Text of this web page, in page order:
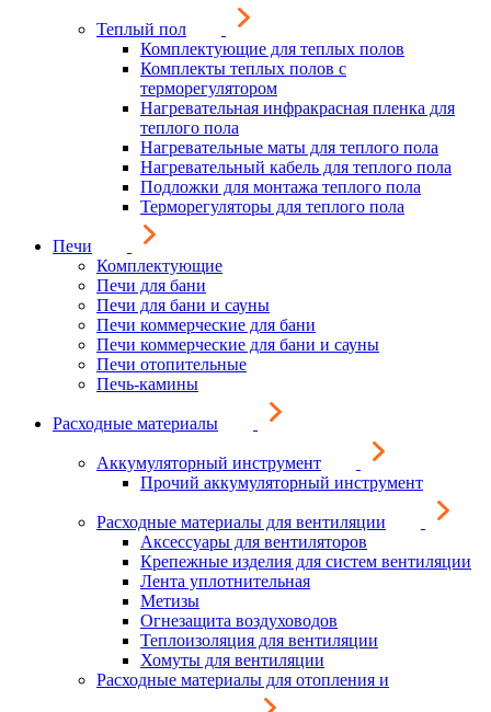
Теплый пол
Комплектующие для теплых полов
Комплекты теплых полов с
терморегулятором
Нагревательная инфракрасная пленка для
теплого пола
Нагревательные маты для теплого пола
Нагревательный кабель для теплого пола
Подложки для монтажа теплого пола
Терморегуляторы для теплого пола
Печи
Комплектующие
Печи для бани
Печи для бани и сауны
Печи коммерческие для бани
Печи коммерческие для бани и сауны
Печи отопительные
Печь-камины
Расходные материалы
Аккумуляторный инструмент
Прочий аккумуляторный инструмент
Расходные материалы для вентиляции
Аксессуары для вентиляторов
Крепежные изделия для систем вентиляции
Лента уплотнительная
Метизы
Огнезащита воздуховодов
Теплоизоляция для вентиляции
Хомуты для вентиляции
Расходные материалы для отопления и